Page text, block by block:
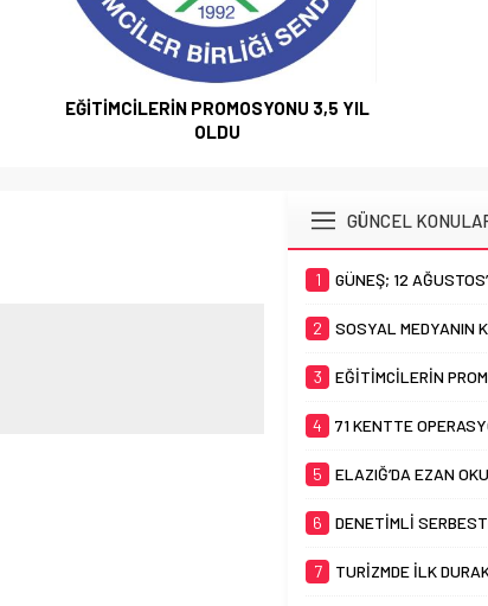
EĞİTİMCİLERİN PROMOSYONU 3,5 YIL
OLDU
GÜNCEL
1 GÜNEŞ; 12
2 SOSYAL MEDYANIN
3 EĞİTİMCİLERİN
4 71 KENTTE
5 ELAZIĞ’DA EZAN
6 DENETİMLİ
7 TURİZMDE İLK